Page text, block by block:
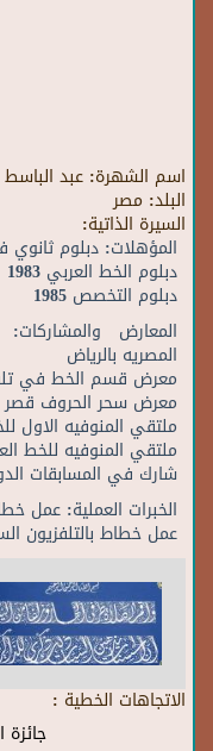
اسم الشهرة: عبد
البلد: مصر
السيرة الذاتية:
المؤهلات: دبلوم ثانوي فنى
دبلوم الخط العربي 1983
دبلوم التخصص 1985
المعارض
المصريه بالرياض
معرض قسم الخط في
معرض سحر الحروف قصر
ملتقي المنوفيه الاول
ملتقي المنوفيه للخط
شارك في المسابقات
الخبرات العملية: عمل
عمل خطاط بالتلفزيون
الاتجاهات الخطية :